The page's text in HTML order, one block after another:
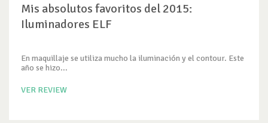
Mis absolutos favoritos del 2015:
Iluminadores ELF
En maquillaje se utiliza mucho la iluminación y el contour. Este
año se hizo...
VER REVIEW